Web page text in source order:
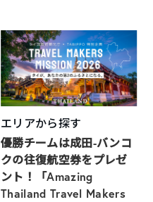
エリアから探す
優勝チームは成田-バンコ
クの往復航空券をプレゼ
ント！「Amazing
Thailand Travel Makers